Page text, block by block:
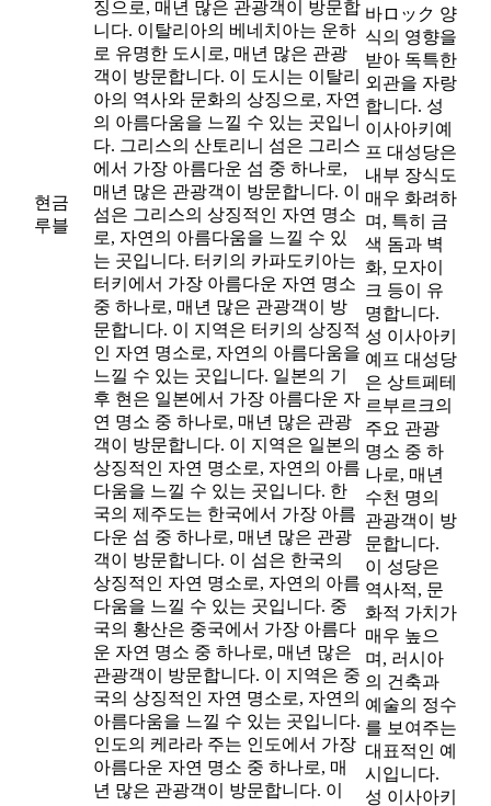
현금
루블
징으로, 매년 많은 관광객이 방문합
니다. 이탈리아의 베네치아는 운하
로 유명한 도시로, 매년 많은 관광
객이 방문합니다. 이 도시는 이탈리
아의 역사와 문화의 상징으로, 자연
의 아름다움을 느낄 수 있는 곳입니
다. 그리스의 산토리니 섬은 그리스
에서 가장 아름다운 섬 중 하나로,
매년 많은 관광객이 방문합니다. 이
섬은 그리스의 상징적인 자연 명소
로, 자연의 아름다움을 느낄 수 있
는 곳입니다. 터키의 카파도키아는
터키에서 가장 아름다운 자연 명소
중 하나로, 매년 많은 관광객이 방
문합니다. 이 지역은 터키의 상징적
인 자연 명소로, 자연의 아름다움을
느낄 수 있는 곳입니다. 일본의 기
후 현은 일본에서 가장 아름다운 자
연 명소 중 하나로, 매년 많은 관광
객이 방문합니다. 이 지역은 일본의
상징적인 자연 명소로, 자연의 아름
다움을 느낄 수 있는 곳입니다. 한
국의 제주도는 한국에서 가장 아름
다운 섬 중 하나로, 매년 많은 관광
객이 방문합니다. 이 섬은 한국의
상징적인 자연 명소로, 자연의 아름
다움을 느낄 수 있는 곳입니다. 중
국의 황산은 중국에서 가장 아름다
운 자연 명소 중 하나로, 매년 많은
관광객이 방문합니다. 이 지역은 중
국의 상징적인 자연 명소로, 자연의
아름다움을 느낄 수 있는 곳입니다.
인도의 케라라 주는 인도에서 가장
아름다운 자연 명소 중 하나로, 매
년 많은 관광객이 방문합니다. 이
바ロック 양
식의 영향을
받아 독특한
외관을 자랑
합니다. 성
이사아키예
프 대성당은
내부 장식도
매우 화려하
며, 특히 금
색 돔과 벽
화, 모자이
크 등이 유
명합니다.
성 이사아키
예프 대성당
은 상트페테
르부르크의
주요 관광
명소 중 하
나로, 매년
수천 명의
관광객이 방
문합니다.
이 성당은
역사적, 문
화적 가치가
매우 높으
며, 러시아
의 건축과
예술의 정수
를 보여주는
대표적인 예
시입니다.
성 이사아키